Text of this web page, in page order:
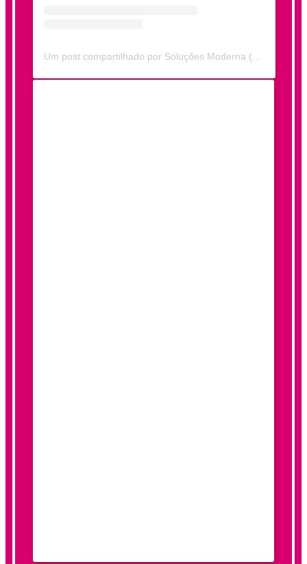
Um post compartilhado por Soluções Moderna (@solucoesmoderna)